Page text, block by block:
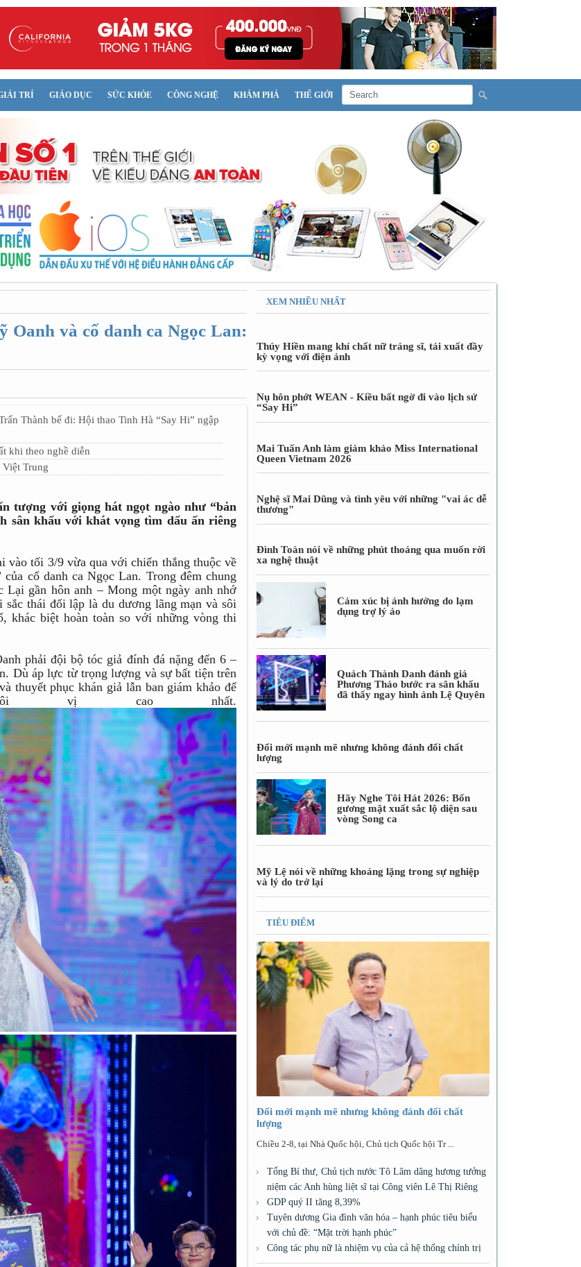
TRÍ GIÁO DỤC SỨC KHỎE CÔNG NGHỆ KHÁM PHÁ THẾ GIỚI
và cố danh ca Ngọc Lan:
Thành bế đi: Hội thao Tinh Hà “Say Hi” ngập
khi theo nghề diễn
Trung
tượng với giọng hát ngọt ngào như “bản
sân khấu với khát vọng tìm dấu ấn riêng
tối 3/9 vừa qua với chiến thắng thuộc về
cố danh ca Ngọc Lan. Trong đêm chung
gần hôn anh – Mong một ngày anh nhớ
sắc thái đối lập là du dương lãng mạn và sôi
khác biệt hoàn toàn so với những vòng thi
phải đội bộ tóc giả đính đá nặng đến 6 –
Dù áp lực từ trọng lượng và sự bất tiện trên
thuyết phục khán giả lẫn ban giám khảo để
vị cao nhất.
XEM NHIỀU NHẤT
Thúy Hiền mang khí chất nữ tráng sĩ, tái xuất đầy
kỳ vọng với điện ảnh
Nụ hôn phớt WEAN - Kiều bất ngờ đi vào lịch sử
“Say Hi”
Mai Tuấn Anh làm giám khảo Miss International
Queen Vietnam 2026
Nghệ sĩ Mai Dũng và tình yêu với những "vai ác dễ
thương"
Đình Toàn nói về những phút thoáng qua muốn rời
xa nghệ thuật
Cảm xúc bị ảnh hưởng do lạm
dụng trợ lý ảo
Quách Thành Danh đánh giá
Phương Thảo bước ra sân khấu
đã thấy ngay hình ảnh Lệ Quyên
Đổi mới mạnh mẽ nhưng không đánh đổi chất
lượng
Hãy Nghe Tôi Hát 2026: Bốn
gương mặt xuất sắc lộ diện sau
vòng Song ca
Mỹ Lệ nói về những khoảng lặng trong sự nghiệp
và lý do trở lại
TIÊU ĐIỂM
Đổi mới mạnh mẽ nhưng không đánh đổi chất
lượng
Chiều 2-8, tại Nhà Quốc hội, Chủ tịch Quốc hội Tr ...
Tổng Bí thư, Chủ tịch nước Tô Lâm dâng hương tưởng
niệm các Anh hùng liệt sĩ tại Công viên Lê Thị Riêng
GDP quý II tăng 8,39%
Tuyên dương Gia đình văn hóa – hạnh phúc tiêu biểu
với chủ đề: “Mặt trời hạnh phúc”
Công tác phụ nữ là nhiệm vụ của cả hệ thống chính trị